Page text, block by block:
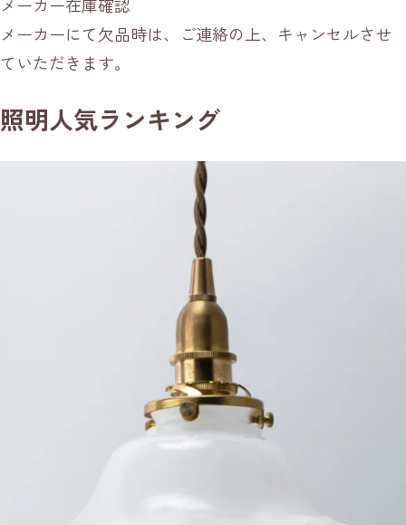
メーカー在庫確認
メーカーにて欠品時は、ご連絡の上、キャンセルさせ
ていただきます。
照明人気ランキング